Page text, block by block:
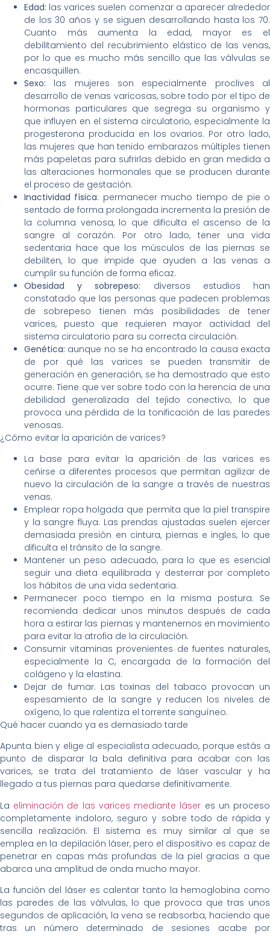
Edad: las varices suelen comenzar a aparecer alrededor
de los 30 años y se siguen desarrollando hasta los 70.
Cuanto más aumenta la edad, mayor es el
debilitamiento del recubrimiento elástico de las venas,
por lo que es mucho más sencillo que las válvulas se
encasquillen.
Sexo: las mujeres son especialmente proclives al
desarrollo de venas varicosas, sobre todo por el tipo de
hormonas particulares que segrega su organismo y
que influyen en el sistema circulatorio, especialmente la
progesterona producida en los ovarios. Por otro lado,
las mujeres que han tenido embarazos múltiples tienen
más papeletas para sufrirlas debido en gran medida a
las alteraciones hormonales que se producen durante
el proceso de gestación.
Inactividad física: permanecer mucho tiempo de pie o
sentado de forma prolongada incrementa la presión de
la columna venosa, lo que dificulta el ascenso de la
sangre al corazón. Por otro lado, tener una vida
sedentaria hace que los músculos de las piernas se
debiliten, lo que impide que ayuden a las venas a
cumplir su función de forma eficaz.
Obesidad y sobrepeso: diversos estudios han
constatado que las personas que padecen problemas
de sobrepeso tienen más posibilidades de tener
varices, puesto que requieren mayor actividad del
sistema circulatorio para su correcta circulación.
Genética: aunque no se ha encontrado la causa exacta
de por qué las varices se pueden transmitir de
generación en generación, se ha demostrado que esto
ocurre. Tiene que ver sobre todo con la herencia de una
debilidad generalizada del tejido conectivo, lo que
provoca una pérdida de la tonificación de las paredes
venosas.
¿Cómo evitar la aparición de varices?
La base para evitar la aparición de las varices es
ceñirse a diferentes procesos que permitan agilizar de
nuevo la circulación de la sangre a través de nuestras
venas.
Emplear ropa holgada que permita que la piel transpire
y la sangre fluya. Las prendas ajustadas suelen ejercer
demasiada presión en cintura, piernas e ingles, lo que
dificulta el tránsito de la sangre.
Mantener un peso adecuado, para lo que es esencial
seguir una dieta equilibrada y desterrar por completo
los hábitos de una vida sedentaria.
Permanecer poco tiempo en la misma postura. Se
recomienda dedicar unos minutos después de cada
hora a estirar las piernas y mantenernos en movimiento
para evitar la atrofia de la circulación.
Consumir vitaminas provenientes de fuentes naturales,
especialmente la C, encargada de la formación del
colágeno y la elastina.
Dejar de fumar. Las toxinas del tabaco provocan un
espesamiento de la sangre y reducen los niveles de
oxígeno, lo que ralentiza el torrente sanguíneo.
Qué hacer cuando ya es demasiado tarde
Apunta bien y elige al especialista adecuado, porque estás a
punto de disparar la bala definitiva para acabar con las
varices, se trata del tratamiento de láser vascular y ha
llegado a tus piernas para quedarse definitivamente.
La eliminación de las varices mediante láser es un proceso
completamente indoloro, seguro y sobre todo de rápida y
sencilla realización. El sistema es muy similar al que se
emplea en la depilación láser, pero el dispositivo es capaz de
penetrar en capas más profundas de la piel gracias a que
abarca una amplitud de onda mucho mayor.
La función del láser es calentar tanto la hemoglobina como
las paredes de las válvulas, lo que provoca que tras unos
segundos de aplicación, la vena se reabsorba, haciendo que
tras un número determinado de sesiones acabe por